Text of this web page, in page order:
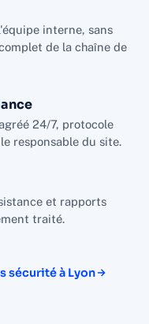
interne, sans
de la chaîne de
24/7, protocole
responsable du site.
et rapports
traité.
sécurité à Lyon